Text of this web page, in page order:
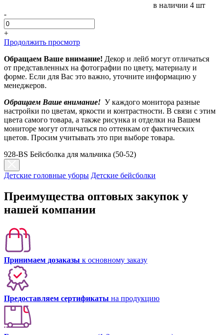
в наличии 4 шт
-
+
Продолжить просмотр
Обращаем Ваше внимание! Декор и лейб могут отличаться
от представленных на фотографии по цвету, материалу и
форме. Если для Вас это важно, уточните информацию у
менеджеров.
Обращаем Ваше внимание! У каждого монитора разные
настройки по цветам, яркости и контрастности. В связи с этим
цвета самого товара, а также рисунка и отделки на Вашем
мониторе могут отличаться по оттенкам от фактических
цветов. Просим учитывать это при выборе товара.
928-BS Бейсболка для мальчика (50-52)
Детские головные уборы Детские бейсболки
Преимущества оптовых закупок у
нашей компании
Принимаем дозаказы к основному заказу
Предоставляем сертификаты на продукцию